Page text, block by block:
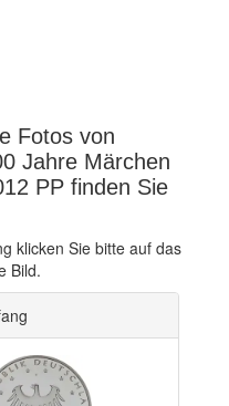
Fotos von
Jahre Märchen
PP finden Sie
klicken Sie bitte auf das
Bild.